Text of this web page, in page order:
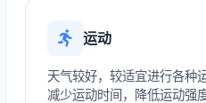
运动
天气较好，较适宜进行各种
减少运动时间，降低运动强度